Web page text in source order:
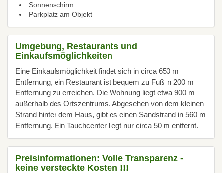
Sonnenschirm
Parkplatz am Objekt
Umgebung, Restaurants und
Einkaufsmöglichkeiten
Eine Einkaufsmöglichkeit findet sich in circa 650 m
Entfernung, ein Restaurant ist bequem zu Fuß in 200 m
Entfernung zu erreichen. Die Wohnung liegt etwa 900 m
außerhalb des Ortszentrums. Abgesehen von dem kleinen
Strand hinter dem Haus, gibt es einen Sandstrand in 560 m
Entfernung. Ein Tauchcenter liegt nur circa 50 m entfernt.
Preisinformationen: Volle Transparenz -
keine versteckte Kosten !!!